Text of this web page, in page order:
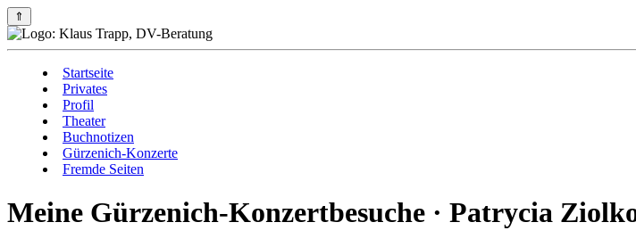
⇑
Startseite
Privates
Profil
Theater
Buchnotizen
Gürzenich-Konzerte
Fremde Seiten
Meine Gürzenich-Konzertbesuche · Patrycia